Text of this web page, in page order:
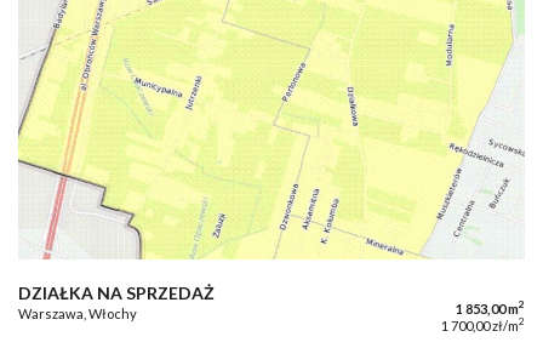
DZIAŁKA NA SPRZEDAŻ
Warszawa, Włochy 1 853,00 m2
1 700,00 zł/m2